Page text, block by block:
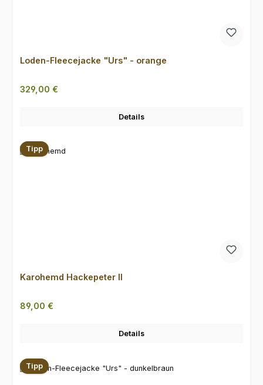
Loden-Fleecejacke "Urs" - orange
Regulärer Preis:
329,00 €
Details
Tipp
Karohemd Hackepeter II
Regulärer Preis:
89,00 €
Details
Tipp